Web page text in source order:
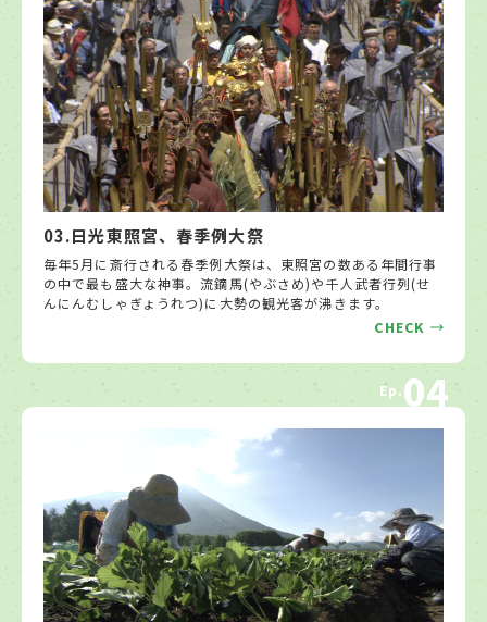
03.日光東照宮、春季例大祭
毎年5月に斎行される春季例大祭は、東照宮の数ある年間行事
の中で最も盛大な神事。流鏑馬(やぶさめ)や千人武者行列(せ
んにんむしゃぎょうれつ)に大勢の観光客が沸きます。
CHECK
Ep.04